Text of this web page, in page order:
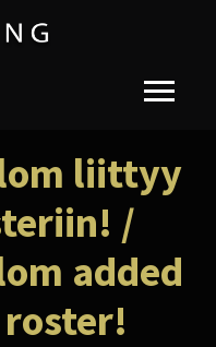
liittyy
/
added